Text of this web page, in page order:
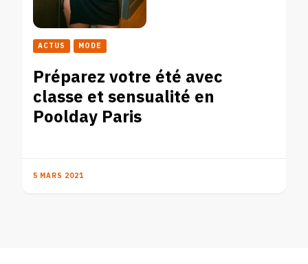
ACTUS MODE
Préparez votre été avec
classe et sensualité en
Poolday Paris
5 MARS 2021